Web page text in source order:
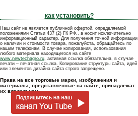
как установить?
Наш сайт не является публичной офертой, определяемой
положениями Статьи 437 (2) ГК РФ., а носит исключительно
информационный характер. Для получения точной информации
о наличии и стоимости товара, пожалуйста, обращайтесь по
нашим телефонам. В случае копирования, использования
любого материала находящегося на сайте
www.newtechagro.ru, активная ссылка обязательна, в случае
печати – печатная ссылка. Копирование структуры сайта, идей
или элементов дизайна сайта строго запрещено.
Права на все торговые марки, изображения и
материалы, представленные на сайте, принадлежат
их владельцам.